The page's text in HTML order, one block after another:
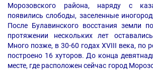
Морозовского района, наряду с
появились слободы, заселенные
После Булавинского восстания земли
протяжении нескольких лет
Много позже, в 30-60 годах XVIII века, по
построено 16 хуторов. До конца
месте, где расположен сейчас город